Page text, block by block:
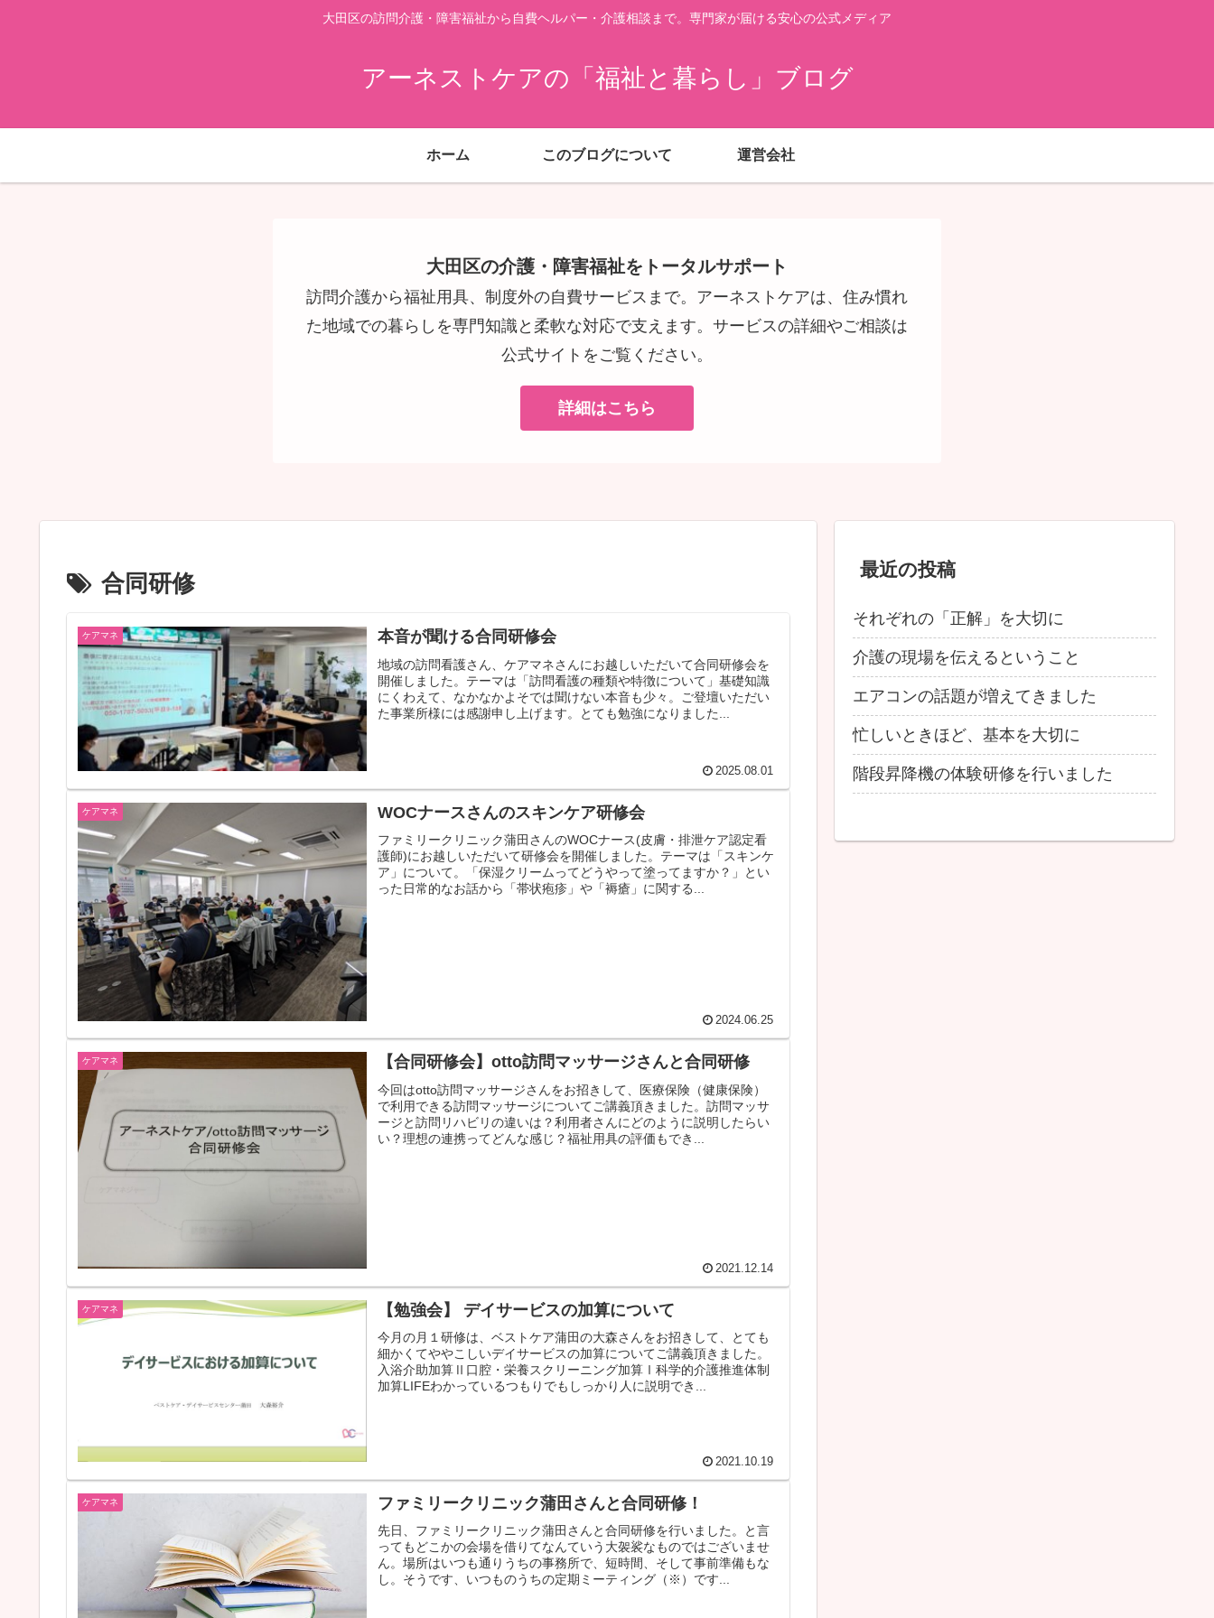
大田区の訪問介護・障害福祉から自費ヘルパー・介護相談まで。専門家が届ける安心の公式メディア
アーネストケアの「福祉と暮らし」ブログ
ホーム このブログについて 運営会社
大田区の介護・障害福祉をトータルサポート
訪問介護から福祉用具、制度外の自費サービスまで。アーネストケアは、住み慣れ
た地域での暮らしを専門知識と柔軟な対応で支えます。サービスの詳細やご相談は
公式サイトをご覧ください。
詳細はこちら
合同研修
ケアマネ 本音が聞ける合同研修会
地域の訪問看護さん、ケアマネさんにお越しいただいて合同研修会を
開催しました。テーマは「訪問看護の種類や特徴について」基礎知識
にくわえて、なかなかよそでは聞けない本音も少々。ご登壇いただい
た事業所様には感謝申し上げます。とても勉強になりました...
2025.08.01
ケアマネ WOCナースさんのスキンケア研修会
ファミリークリニック蒲田さんのWOCナース(皮膚・排泄ケア認定看
護師)にお越しいただいて研修会を開催しました。テーマは「スキンケ
ア」について。「保湿クリームってどうやって塗ってますか？」とい
った日常的なお話から「帯状疱疹」や「褥瘡」に関する...
2024.06.25
ケアマネ 【合同研修会】otto訪問マッサージさんと合同研修
今回はotto訪問マッサージさんをお招きして、医療保険（健康保険）
で利用できる訪問マッサージについてご講義頂きました。訪問マッサ
ージと訪問リハビリの違いは？利用者さんにどのように説明したらい
い？理想の連携ってどんな感じ？福祉用具の評価もでき...
2021.12.14
ケアマネ 【勉強会】 デイサービスの加算について
今月の月１研修は、ベストケア蒲田の大森さんをお招きして、とても
細かくてややこしいデイサービスの加算についてご講義頂きました。
入浴介助加算Ⅱ口腔・栄養スクリーニング加算Ⅰ科学的介護推進体制
加算LIFEわかっているつもりでもしっかり人に説明でき...
2021.10.19
ケアマネ ファミリークリニック蒲田さんと合同研修！
先日、ファミリークリニック蒲田さんと合同研修を行いました。と言
ってもどこかの会場を借りてなんていう大袈裟なものではございませ
ん。場所はいつも通りうちの事務所で、短時間、そして事前準備もな
し。そうです、いつものうちの定期ミーティング（※）です...
最近の投稿
それぞれの「正解」を大切に
介護の現場を伝えるということ
エアコンの話題が増えてきました
忙しいときほど、基本を大切に
階段昇降機の体験研修を行いました